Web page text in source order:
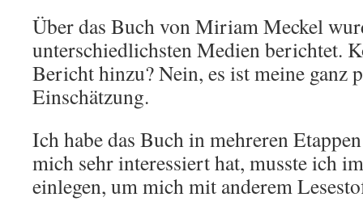
Über das Buch von Miriam Meckel
unterschiedlichsten Medien berichtet.
Bericht hinzu? Nein, es ist meine ganz
Einschätzung.
Ich habe das Buch in mehreren
mich sehr interessiert hat, musste ich
einlegen, um mich mit anderem